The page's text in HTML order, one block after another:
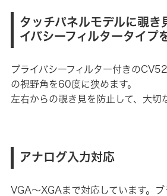
タッチパネルモデルに覗き
イバシーフィルタータイプ
プライバシーフィルター付きの
の視野角を60度に狭めます。
左右からの覗き見を防止して、大切
アナログ入力対応
VGA～XGAまで対応しています。